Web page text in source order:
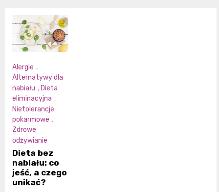
Alergie ,
Alternatywy dla
nabiału , Dieta
eliminacyjna ,
Nietolerancje
pokarmowe ,
Zdrowe
odżywianie
Dieta bez
nabiału: co
jeść, a czego
unikać?